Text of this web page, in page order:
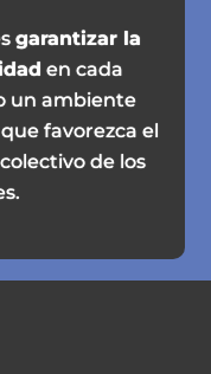
garantizar la
en cada
un ambiente
favorezca el
de los